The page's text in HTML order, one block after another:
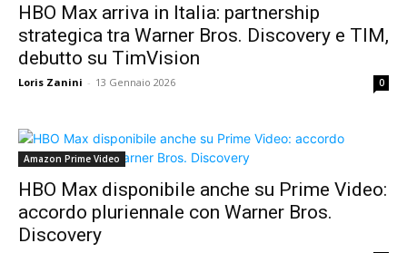
HBO Max arriva in Italia: partnership
strategica tra Warner Bros. Discovery e TIM,
debutto su TimVision
Loris Zanini - 13 Gennaio 2026 0
Amazon Prime Video
HBO Max disponibile anche su Prime Video:
accordo pluriennale con Warner Bros.
Discovery